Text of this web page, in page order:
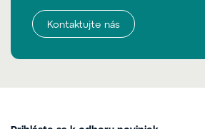
Kontaktujte nás